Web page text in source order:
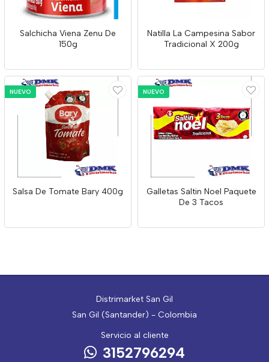
Salchicha Viena Zenu De
150g
Natilla La Campesina Sabor
Tradicional X 200g
NUEVO
Salsa De Tomate Bary 400g
NUEVO
Galletas Saltin Noel Paquete
De 3 Tacos
Distrimarket San Gil
San Gil (Santander) - Colombia
Servicio al cliente
3152796294